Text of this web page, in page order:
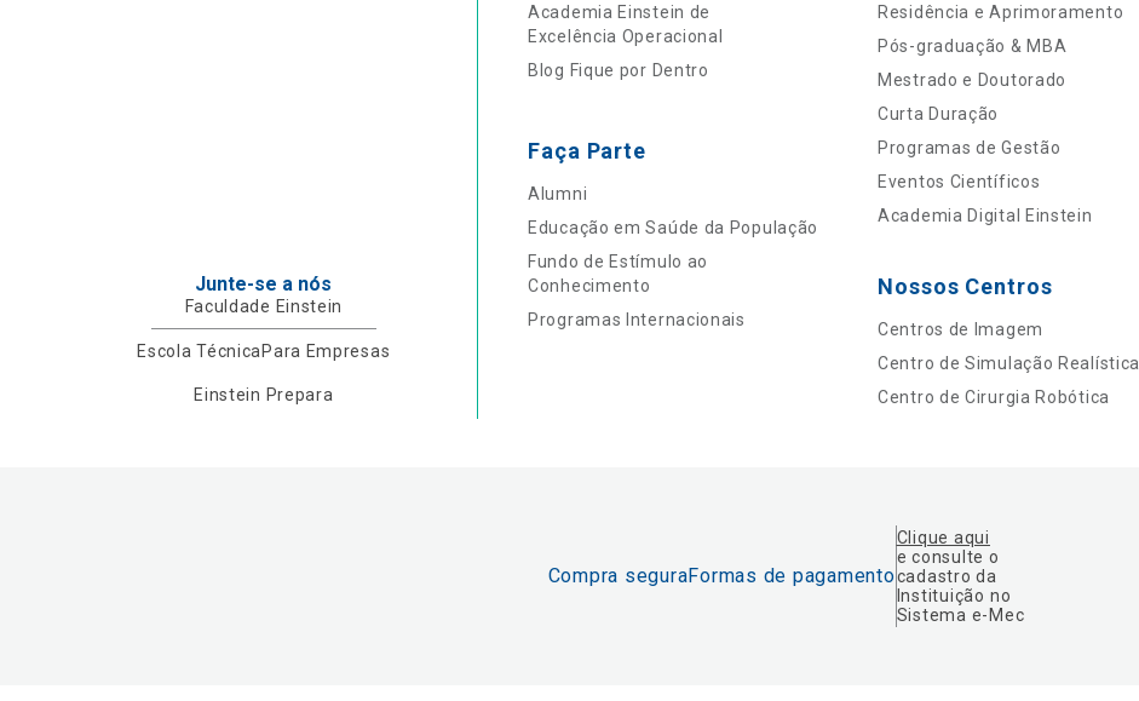
Junte-se a nós
Faculdade Einstein
Escola Técnica Para Empresas
Einstein Prepara
Academia Einstein de
Excelência Operacional
Blog Fique por Dentro
Faça Parte
Alumni
Educação em Saúde da População
Fundo de Estímulo ao
Conhecimento
Programas Internacionais
Residência e Aprimoramento
Pós-graduação & MBA
Mestrado e Doutorado
Curta Duração
Programas de Gestão
Eventos Científicos
Academia Digital Einstein
Nossos Centros
Centros de Imagem
Centro de Simulação Realística
Centro de Cirurgia Robótica
Compra seguraFormas de pagamento
Clique aqui
e consulte o
cadastro da
Instituição no
Sistema e-Mec